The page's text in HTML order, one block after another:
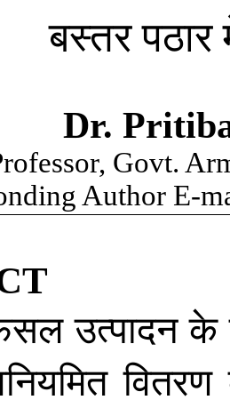
बस्तर
Dr.
Govt.
Author E-
उत्पादन के